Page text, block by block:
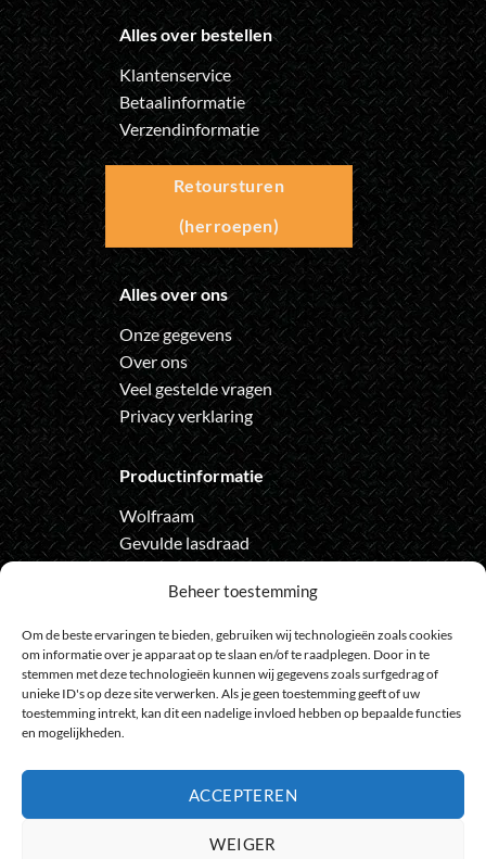
Beheer toestemming
Om de beste ervaringen te bieden, gebruiken wij technologieën zoals cookies
om informatie over je apparaat op te slaan en/of te raadplegen. Door in te
stemmen met deze technologieën kunnen wij gegevens zoals surfgedrag of
unieke ID's op deze site verwerken. Als je geen toestemming geeft of uw
toestemming intrekt, kan dit een nadelige invloed hebben op bepaalde functies
en mogelijkheden.
ACCEPTEREN
WEIGER
Alles over bestellen
Klantenservice
Betaalinformatie
Verzendinformatie
Retoursturen
(herroepen)
Alles over ons
Onze gegevens
Over ons
Veel gestelde vragen
Privacy verklaring
Productinformatie
Wolfraam
Gevulde lasdraad
Onze nieuwsbrief
Meld je aan voor de nieuwsbrief
en loop geen actie meer mis
BancontactGiroPay